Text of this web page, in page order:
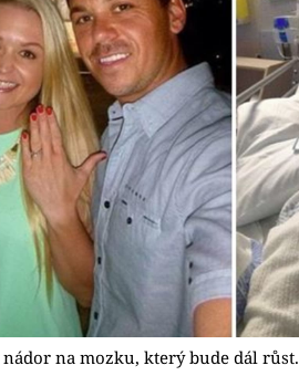
nádor na mozku, který bude dál růst.